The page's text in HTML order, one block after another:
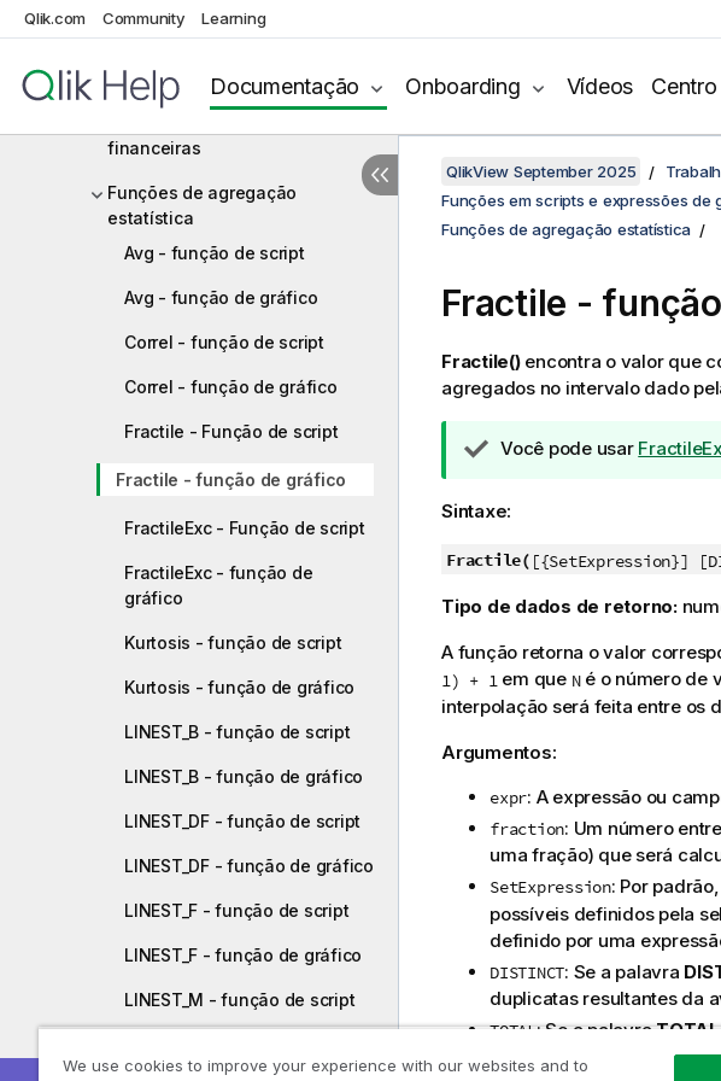
Qlik.com Community Learning
Documentação Onboarding Vídeos
contador
financeiras
Funções de agregação
estatística
Avg - função de script
Avg - função de gráfico
Correl - função de script
Correl - função de gráfico
Fractile - Função de script
Fractile - função de gráfico
FractileExc - Função de script
FractileExc - função de
gráfico
Kurtosis - função de script
Kurtosis - função de gráfico
LINEST_B - função de script
LINEST_B - função de gráfico
LINEST_DF - função de script
LINEST_DF - função de gráfico
LINEST_F - função de script
LINEST_F - função de gráfico
LINEST_M - função de script
QlikView September 2025
Funções em scripts e expressões de
Funções de agregação estatística
Fractile -
Fractile()encontra o valor que
agregados no intervalo dado
N
d
d
c
a
Você pode usar
Sintaxe:
Fractile( [{SetExpression}]
Tipo de dados de retorno:
A função retorna o valor
1) + 1 em que Né o número de
interpolação será feita entre os
Argumentos:
expr: A expressão ou
fraction: Um número
uma fração) que será
SetExpression: Por
possíveis definidos pela
definido por uma
DISTINCT: Se a palavra
duplicatas resultantes da
TOTAL: Se a palavraTOTAL
sobre todos os valores
We use cookies to improve your experience with our websites and to